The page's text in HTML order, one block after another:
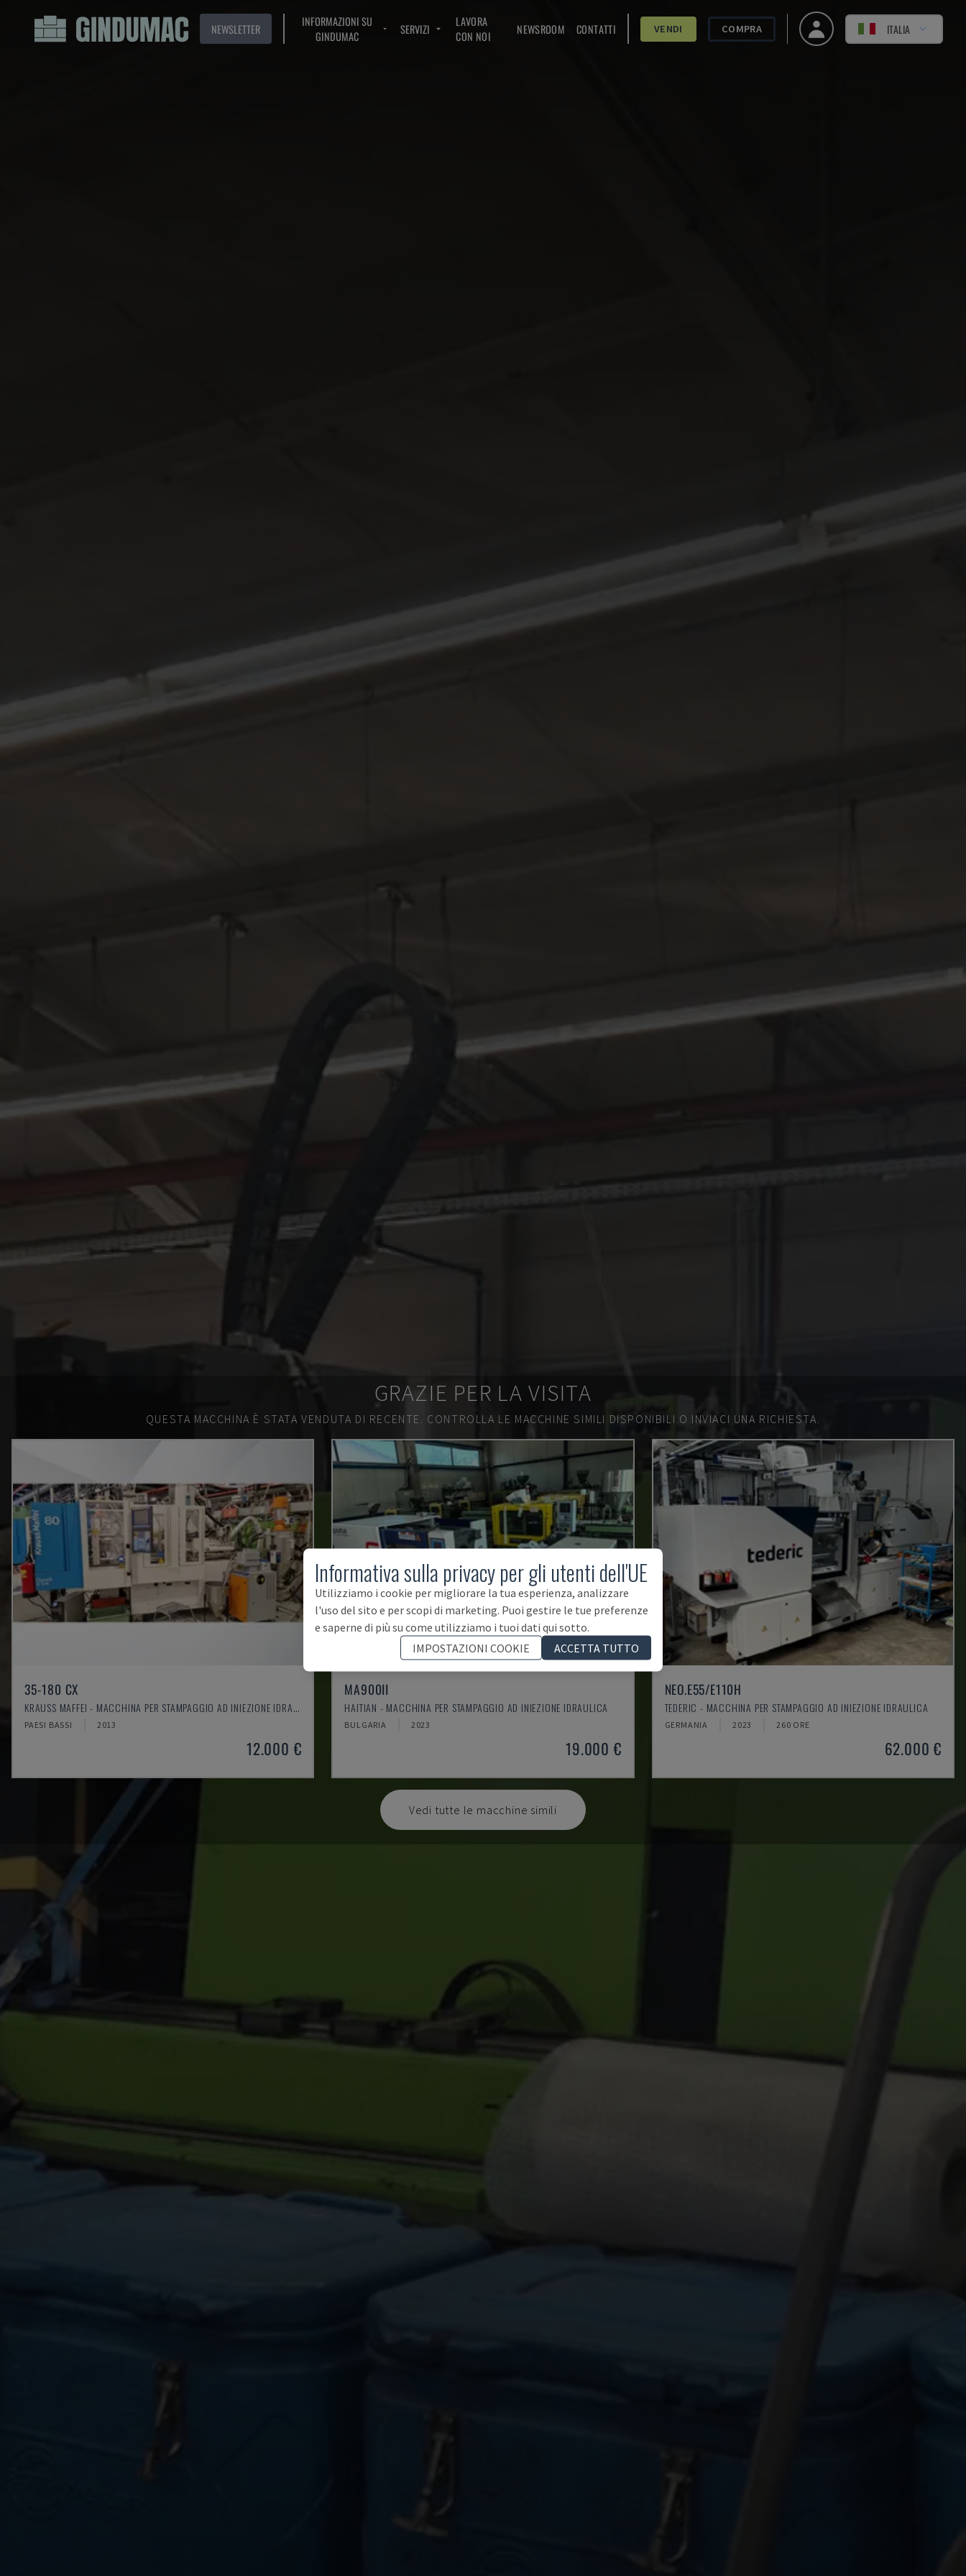
NEWSLETTER
INFORMAZIONI SU
GINDUMAC
SERVIZI
LAVORA
CON NOI
NEWSROOM CONTATTI VENDI COMPRA ITALIA
GRAZIE PER LA VISITA
QUESTA MACCHINA È STATA VENDUTA DI RECENTE. CONTROLLA LE MACCHINE SIMILI DISPONIBILI O INVIACI UNA RICHIESTA.
35-180 CX
KRAUSS MAFFEI - MACCHINA PER STAMPAGGIO AD INIEZIONE IDRAULICA
PAESI BASSI 2013
12.000 €
MA900ІІ
HAITIAN - MACCHINA PER STAMPAGGIO AD INIEZIONE IDRAULICA
BULGARIA 2023
19.000 €
NEO.E55/E110H
TEDERIC - MACCHINA PER STAMPAGGIO AD INIEZIONE IDRAULICA
GERMANIA 2023 260 ORE
62.000 €
Vedi tutte le macchine simili
Informativa sulla privacy per gli utenti dell'UE
Utilizziamo i cookie per migliorare la tua esperienza, analizzare
l'uso del sito e per scopi di marketing. Puoi gestire le tue preferenze
e saperne di più su come utilizziamo i tuoi dati qui sotto.
IMPOSTAZIONI COOKIE
ACCETTA TUTTO